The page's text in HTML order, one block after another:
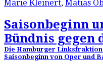
Marie Kleinert, Matias
Saisonbeginn
Bündnis gegen
Die Hamburger
Saisonbeginn von Oper und